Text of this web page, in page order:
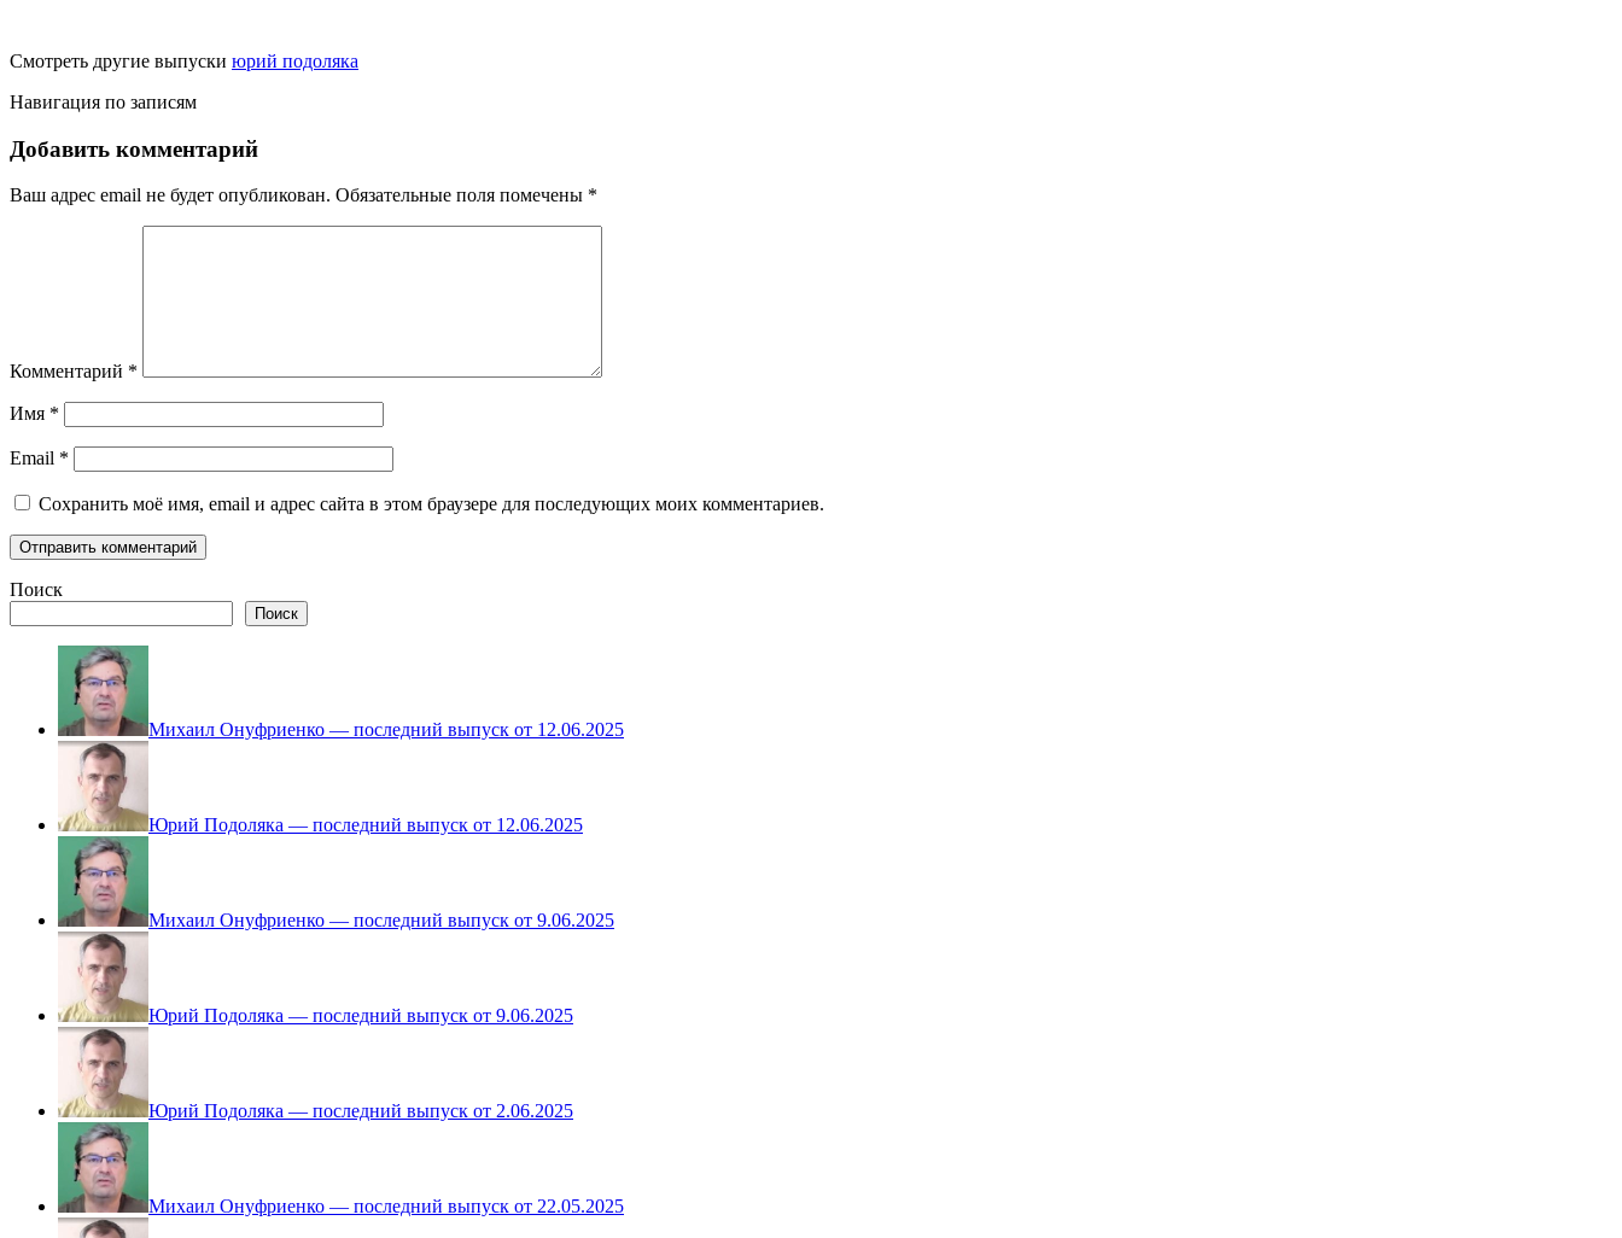
Смотреть другие выпуски юрий подоляка
Навигация по записям
Добавить комментарий
Ваш адрес email не будет опубликован. Обязательные поля помечены *
Комментарий *
Имя *
Email *
Сохранить моё имя, email и адрес сайта в этом браузере для последующих моих комментариев.
Поиск
Поиск
Михаил Онуфриенко — последний выпуск от 12.06.2025
Юрий Подоляка — последний выпуск от 12.06.2025
Михаил Онуфриенко — последний выпуск от 9.06.2025
Юрий Подоляка — последний выпуск от 9.06.2025
Юрий Подоляка — последний выпуск от 2.06.2025
Михаил Онуфриенко — последний выпуск от 22.05.2025